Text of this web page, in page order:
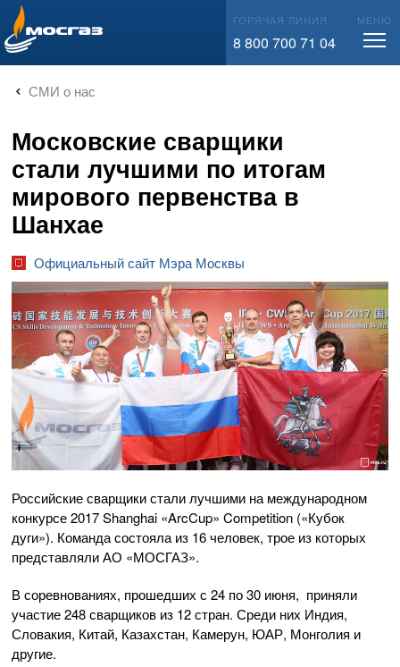
info@mos-gaz.ru ГОРЯЧАЯ ЛИНИЯ
8 800 700 71 04
МЕНЮ
СМИ о нас
Московские сварщики
стали лучшими по итогам
мирового первенства в
Шанхае
Официальный сайт Мэра Москвы
Российские сварщики стали лучшими на международном
конкурсе 2017 Shanghai «ArcCup» Competition («Кубок
дуги»). Команда состояла из 16 человек, трое из которых
представляли АО «МОСГАЗ».
В соревнованиях, прошедших с 24 по 30 июня, приняли
участие 248 сварщиков из 12 стран. Среди них Индия,
Словакия, Китай, Казахстан, Камерун, ЮАР, Монголия и
другие.